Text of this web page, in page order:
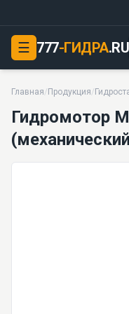
☰ 777-ГИДРА.RU
Главная/ Продукция/
Гидромотор МРФ-
Гидромотор